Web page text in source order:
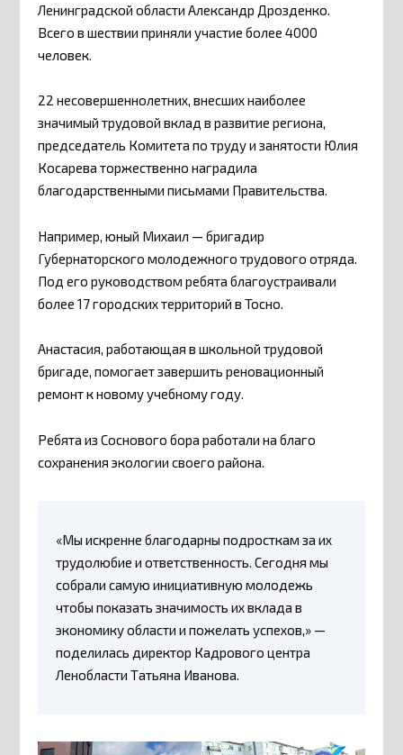
Ленинградской области Александр Дрозденко.
Всего в шествии приняли участие более 4000
человек.
22 несовершеннолетних, внесших наиболее
значимый трудовой вклад в развитие региона,
председатель Комитета по труду и занятости Юлия
Косарева торжественно наградила
благодарственными письмами Правительства.
Например, юный Михаил — бригадир
Губернаторского молодежного трудового отряда.
Под его руководством ребята благоустраивали
более 17 городских территорий в Тосно.
Анастасия, работающая в школьной трудовой
бригаде, помогает завершить реновационный
ремонт к новому учебному году.
Ребята из Соснового бора работали на благо
сохранения экологии своего района.
«Мы искренне благодарны подросткам за их
трудолюбие и ответственность. Сегодня мы
собрали самую инициативную молодежь
чтобы показать значимость их вклада в
экономику области и пожелать успехов,» —
поделилась директор Кадрового центра
Ленобласти Татьяна Иванова.